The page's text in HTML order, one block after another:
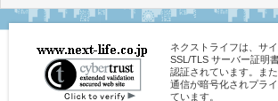
ネクストライフは、サ
SSL/TLS サーバー証明
認証されています。ま
通信が暗号化されプラ
ています。